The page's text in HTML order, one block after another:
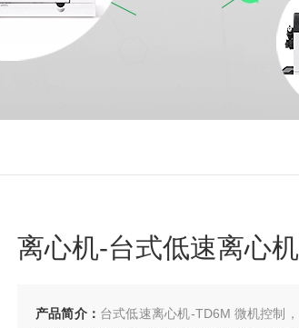
离心机-台式低速离心
产品简介： 台式低速离心机-TD6M 微机控制